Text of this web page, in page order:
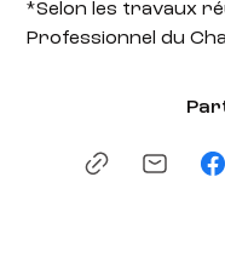
*Selon les travaux
Professionnel du